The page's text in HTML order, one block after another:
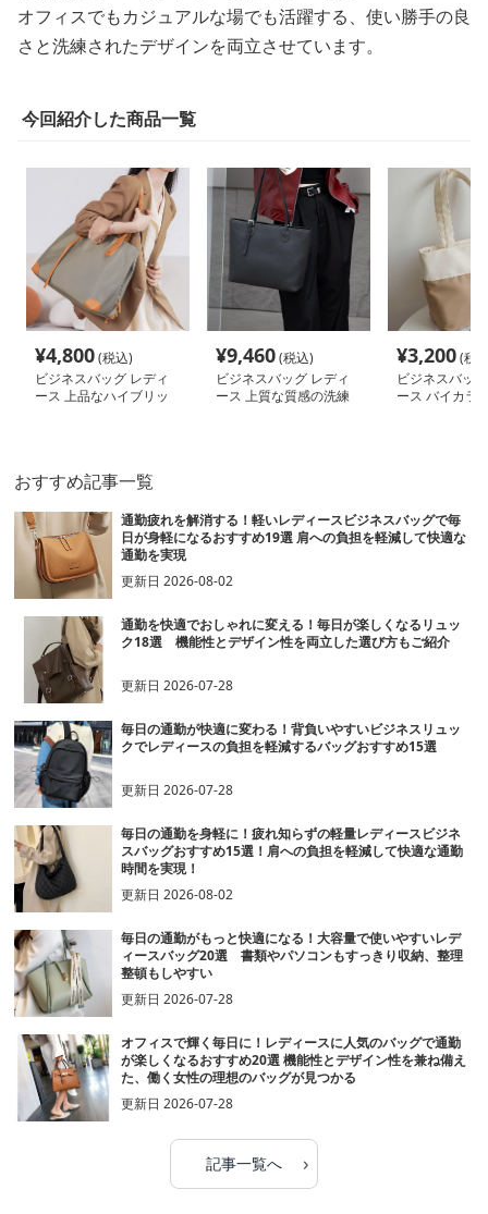
オフィスでもカジュアルな場でも活躍する、使い勝手の良
さと洗練されたデザインを両立させています。
今回紹介した商品一覧
¥4,800(税込)
ビジネスバッグ レディ
ース 上品なハイブリッ
¥9,460(税込)
ビジネスバッグ レディ
ース 上質な質感の洗練
¥3,200(税
ビジネスバッ
ース バイカラ
おすすめ記事一覧
通勤疲れを解消する！軽いレディースビジネスバッグで毎
日が身軽になるおすすめ19選 肩への負担を軽減して快適な
通勤を実現
更新日2026-08-02
通勤を快適でおしゃれに変える！毎日が楽しくなるリュッ
ク18選 機能性とデザイン性を両立した選び方もご紹介
更新日2026-07-28
毎日の通勤が快適に変わる！背負いやすいビジネスリュッ
クでレディースの負担を軽減するバッグおすすめ15選
更新日2026-07-28
毎日の通勤を身軽に！疲れ知らずの軽量レディースビジネ
スバッグおすすめ15選！肩への負担を軽減して快適な通勤
時間を実現！
更新日2026-08-02
毎日の通勤がもっと快適になる！大容量で使いやすいレデ
ィースバッグ20選 書類やパソコンもすっきり収納、整理
整頓もしやすい
更新日2026-07-28
オフィスで輝く毎日に！レディースに人気のバッグで通勤
が楽しくなるおすすめ20選 機能性とデザイン性を兼ね備え
た、働く女性の理想のバッグが見つかる
更新日2026-07-28
記事一覧へ ›